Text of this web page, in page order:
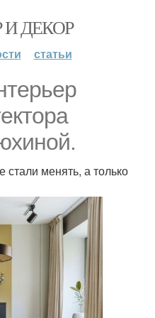
И ДЕКОР
статьи
стали менять, а только